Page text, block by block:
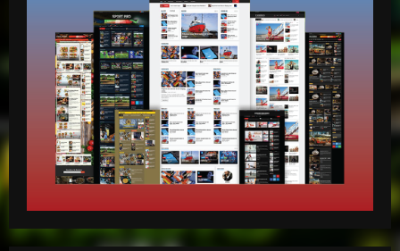
5
mango radio usa
El Torito sobre caso Jet Set: “Yo tuve
amistad con Antonio y su hermana, pero
yo quiero justicia”
abril 23, 2026
mango radio usa
EN VIVO DESDE LA ROMANA REPUBLICA
DOMINICANA